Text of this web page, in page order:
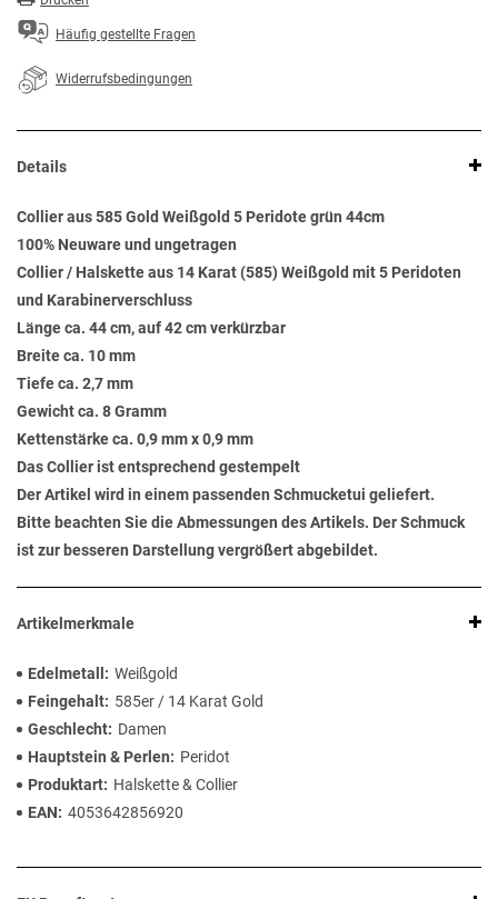
Häufig gestellte Fragen
Widerrufsbedingungen
Details
Collier aus 585 Gold Weißgold 5 Peridote grün 44cm
100% Neuware und ungetragen
Collier / Halskette aus 14 Karat (585) Weißgold mit 5 Peridoten
und Karabinerverschluss
Länge ca. 44 cm, auf 42 cm verkürzbar
Breite ca. 10 mm
Tiefe ca. 2,7 mm
Gewicht ca. 8 Gramm
Kettenstärke ca. 0,9 mm x 0,9 mm
Das Collier ist entsprechend gestempelt
Der Artikel wird in einem passenden Schmucketui geliefert.
Bitte beachten Sie die Abmessungen des Artikels. Der Schmuck
ist zur besseren Darstellung vergrößert abgebildet.
Artikelmerkmale
Edelmetall
Weißgold
Feingehalt
585er / 14 Karat Gold
Geschlecht
Damen
Hauptstein & Perlen
Peridot
Produktart
Halskette & Collier
EAN
4053642856920